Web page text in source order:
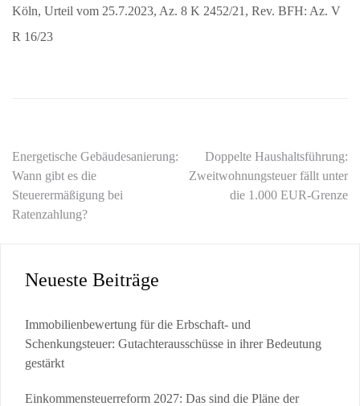
Köln, Urteil vom 25.7.2023, Az. 8 K 2452/21, Rev. BFH: Az. V
R 16/23
Beitragsnavigation
Energetische Gebäudesanierung:
Wann gibt es die
Steuerermäßigung bei
Ratenzahlung?
Doppelte Haushaltsführung:
Zweitwohnungsteuer fällt unter
die 1.000 EUR-Grenze
Neueste Beiträge
Immobilienbewertung für die Erbschaft- und
Schenkungsteuer: Gutachterausschüsse in ihrer Bedeutung
gestärkt
Einkommensteuerreform 2027: Das sind die Pläne der